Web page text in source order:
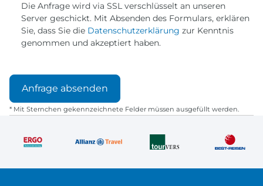
Die Anfrage wird via SSL verschlüsselt an unseren
Server geschickt. Mit Absenden des Formulars, erklären
Sie, dass Sie die Datenschutzerklärung zur Kenntnis
genommen und akzeptiert haben.
* Mit Sternchen gekennzeichnete Felder müssen ausgefüllt werden.